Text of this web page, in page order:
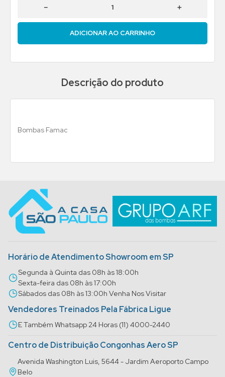
＋
－
ADICIONAR AO CARRINHO
Descrição do produto
Bombas Famac
Horário de Atendimento Showroom em SP
Segunda à Quinta das 08h às 18:00h
Sexta-feira das 08h às 17:00h
Sábados das 08h às 13:00h Venha Nos Visitar
Vendedores Treinados Pela Fábrica Ligue
E Também Whatsapp 24 Horas (11) 4000-2440
Centro de Distribuição Congonhas Aero SP
Avenida Washington Luis, 5644 - Jardim Aeroporto Campo
Belo